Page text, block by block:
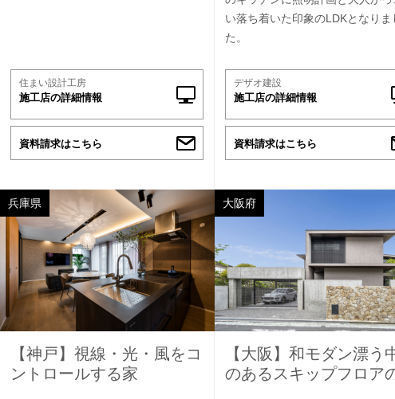
住まい設計工房
施工店の詳細情報
資料請求はこちら
い落ち着いた印象のLDKとなりま
た。
デザオ建設
施工店の詳細情報
資料請求はこちら
兵庫県
【神戸】視線・光・風をコ
ントロールする家
大阪府
【大阪】和モダン漂う
のあるスキップフロア